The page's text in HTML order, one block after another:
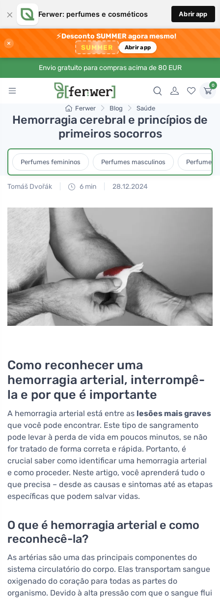
× Ferwer: perfumes e cosméticos Abrir app
×
⚡Desconto SUMMER agora mesmo!
SUMMER Abrir app
Envio gratuito para compras acima de 80 EUR
0
Ferwer Blog Saúde
Hemorragia cerebral e princípios de
primeiros socorros
Perfumes femininos Perfumes masculinos Perfumes
Tomáš Dvořák 6 min 28.12.2024
Como reconhecer uma
hemorragia arterial, interrompê-
la e por que é importante
A hemorragia arterial está entre as lesões mais graves
que você pode encontrar. Este tipo de sangramento
pode levar à perda de vida em poucos minutos, se não
for tratado de forma correta e rápida. Portanto, é
crucial saber como identificar uma hemorragia arterial
e como proceder. Neste artigo, você aprenderá tudo o
que precisa – desde as causas e sintomas até as etapas
específicas que podem salvar vidas.
O que é hemorragia arterial e como
reconhecê-la?
As artérias são uma das principais componentes do
sistema circulatório do corpo. Elas transportam sangue
oxigenado do coração para todas as partes do
organismo. Devido à alta pressão com que o sangue flui